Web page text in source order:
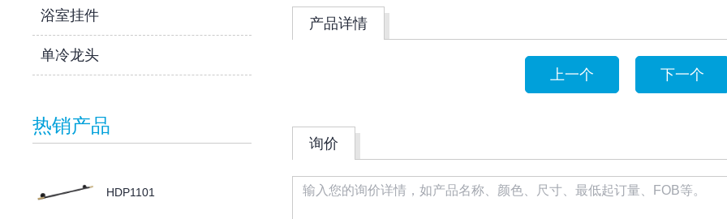
浴室挂件
单冷龙头
热销产品
HDP1101
产品详情
上一个 下一个
询价